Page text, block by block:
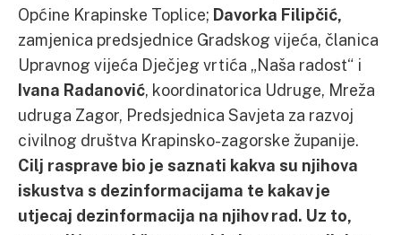
Općine Krapinske Toplice; Davorka Filipčić,
zamjenica predsjednice Gradskog vijeća, članica
Upravnog vijeća Dječjeg vrtića „Naša radost“ i
Ivana Radanović, koordinatorica Udruge, Mreža
udruga Zagor, Predsjednica Savjeta za razvoj
civilnog društva Krapinsko-zagorske županije.
Cilj rasprave bio je saznati kakva su njihova
iskustva s dezinformacijama te kakav je
utjecaj dezinformacija na njihov rad. Uz to,